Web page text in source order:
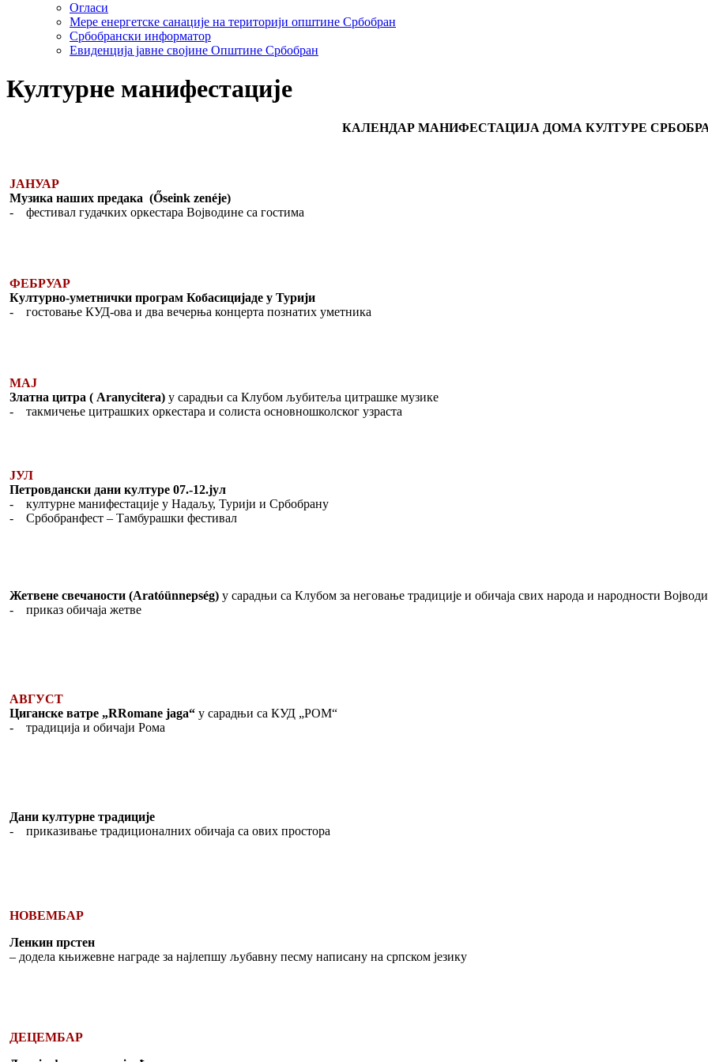
Огласи
Мере енергетске санације на територији општине Србобран
Србобрански информатор
Евиденција јавне својине Општине Србобран
Културне манифестације
КАЛЕНДАР МАНИФЕСТАЦИЈА ДОМА КУЛТУРЕ
ЈАНУАР
Музика наших предака (Őseink zenéje)
- фестивал гудачких оркестара Војводине са гостима
ФЕБРУАР
Културно-уметнички програм Кобасицијаде у Турији
- гостовање КУД-ова и два вечерња концерта познатих уметника
МАЈ
Златна цитра ( Aranycitera) у сарадњи са Клубом љубитеља цитрашке музике
- такмичење цитрашких оркестара и солиста основношколског узраста
ЈУЛ
Петровдански дани културе 07.-12.јул
- културне манифестације у Надаљу, Турији и Србобрану
- Србобранфест – Тамбурашки фестивал
Жетвене свечаности (Aratóünnepség) у сарадњи са Клубом за неговање традиције и обичаја свих народа и народности
- приказ обичаја жетве
АВГУСТ
Циганске ватре „RRomane jaga“ у сарадњи са КУД „РОМ“
- традиција и обичаји Рома
Дани културне традиције
- приказивање традиционалних обичаја са ових простора
НОВЕМБАР
Ленкин прстен
– додела књижевне награде за најлепшу љубавну песму написану на српском језику
ДЕЦЕМБАР